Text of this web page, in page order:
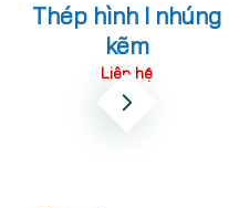
Thép hình I nhúng
kẽm
Liên hệ